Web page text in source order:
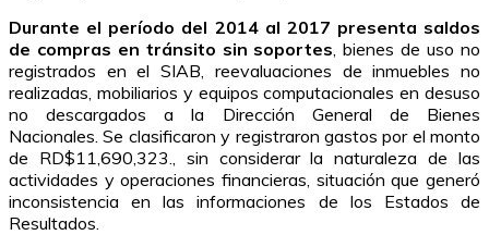
Durante el período del 2014 al 2017 presenta saldos
de compras en tránsito sin soportes , bienes de uso no
registrados en el SIAB, reevaluaciones de inmuebles no
realizadas, mobiliarios y equipos computacionales en desuso
no descargados a la Dirección General de Bienes
Nacionales. Se clasificaron y registraron gastos por el monto
de RD$11,690,323., sin considerar la naturaleza de las
actividades y operaciones financieras, situación que generó
inconsistencia en las informaciones de los Estados de
Resultados.